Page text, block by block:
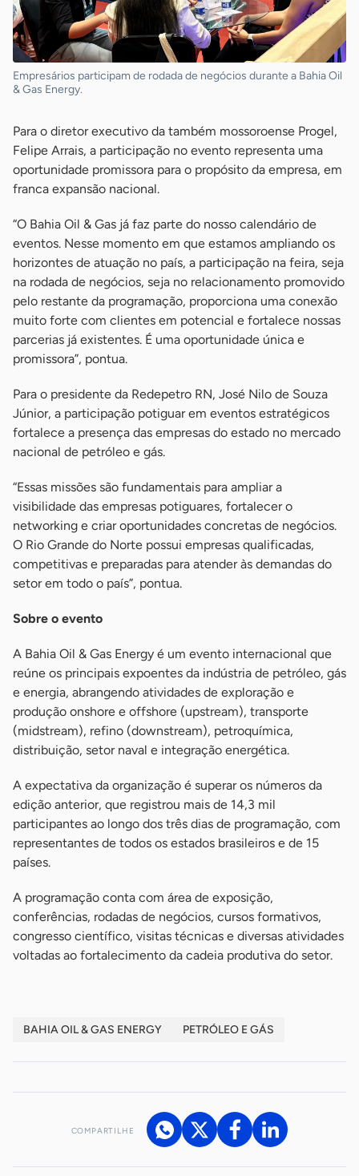
Empresários participam de rodada de negócios durante a Bahia Oil
& Gas Energy.
Para o diretor executivo da também mossoroense Progel,
Felipe Arrais, a participação no evento representa uma
oportunidade promissora para o propósito da empresa, em
franca expansão nacional.
“O Bahia Oil & Gas já faz parte do nosso calendário de
eventos. Nesse momento em que estamos ampliando os
horizontes de atuação no país, a participação na feira, seja
na rodada de negócios, seja no relacionamento promovido
pelo restante da programação, proporciona uma conexão
muito forte com clientes em potencial e fortalece nossas
parcerias já existentes. É uma oportunidade única e
promissora”, pontua.
Para o presidente da Redepetro RN, José Nilo de Souza
Júnior, a participação potiguar em eventos estratégicos
fortalece a presença das empresas do estado no mercado
nacional de petróleo e gás.
“Essas missões são fundamentais para ampliar a
visibilidade das empresas potiguares, fortalecer o
networking e criar oportunidades concretas de negócios.
O Rio Grande do Norte possui empresas qualificadas,
competitivas e preparadas para atender às demandas do
setor em todo o país”, pontua.
Sobre o evento
A Bahia Oil & Gas Energy é um evento internacional que
reúne os principais expoentes da indústria de petróleo, gás
e energia, abrangendo atividades de exploração e
produção onshore e offshore (upstream), transporte
(midstream), refino (downstream), petroquímica,
distribuição, setor naval e integração energética.
A expectativa da organização é superar os números da
edição anterior, que registrou mais de 14,3 mil
participantes ao longo dos três dias de programação, com
representantes de todos os estados brasileiros e de 15
países.
A programação conta com área de exposição,
conferências, rodadas de negócios, cursos formativos,
congresso científico, visitas técnicas e diversas atividades
voltadas ao fortalecimento da cadeia produtiva do setor.
BAHIA OIL & GAS ENERGY PETRÓLEO E GÁS
COMPARTILHE